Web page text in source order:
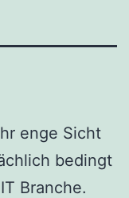
enge Sicht
bedingt
Branche.